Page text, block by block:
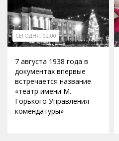
СЕГОДНЯ, 02:00
7 августа 1938 года в
документах впервые
встречается название
«театр имени М.
Горького Управления
комендатуры»